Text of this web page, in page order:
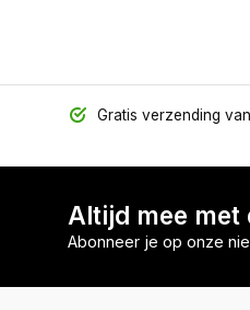
Gratis verzending
Altijd mee met
Abonneer je op onze